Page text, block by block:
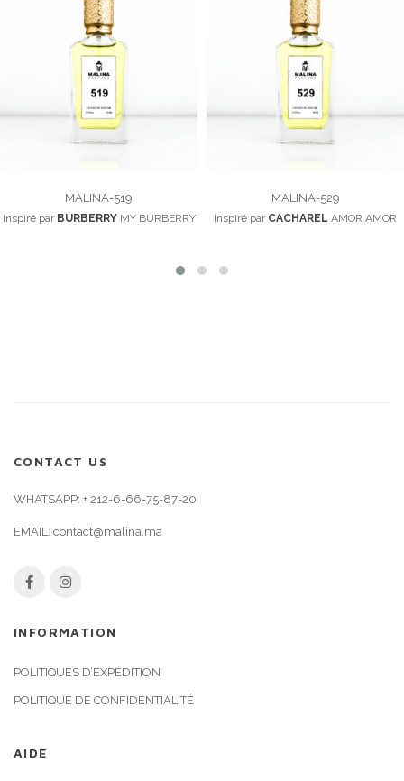
MALINA-519
Inspiré par BURBERRYMY BURBERRY
MALINA-529
Inspiré par CACHAREL AMOR AMOR
CONTACT US
WHATSAPP: + 212-6-66-75-87-20
EMAIL: contact@malina.ma
INFORMATION
POLITIQUES D’EXPÉDITION
POLITIQUE DE CONFIDENTIALITÉ
AIDE